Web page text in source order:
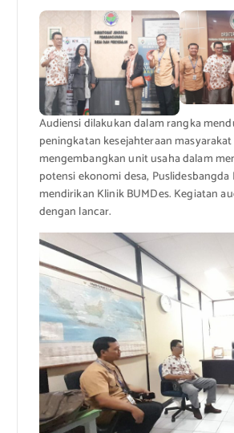
Audiensi dilakukan dalam rangka
peningkatan kesejahteraan
mengembangkan unit usaha dalam
potensi ekonomi desa, Puslidesbangda
mendirikan Klinik BUMDes. Kegiatan
dengan lancar.